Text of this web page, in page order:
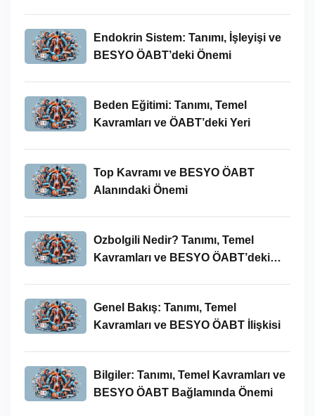
Endokrin Sistem: Tanımı, İşleyişi ve
BESYO ÖABT’deki Önemi
Beden Eğitimi: Tanımı, Temel
Kavramları ve ÖABT’deki Yeri
Top Kavramı ve BESYO ÖABT
Alanındaki Önemi
Ozbolgili Nedir? Tanımı, Temel
Kavramları ve BESYO ÖABT’deki
Genel Bakış: Tanımı, Temel
Kavramları ve BESYO ÖABT İlişkisi
Bilgiler: Tanımı, Temel Kavramları ve
BESYO ÖABT Bağlamında Önemi